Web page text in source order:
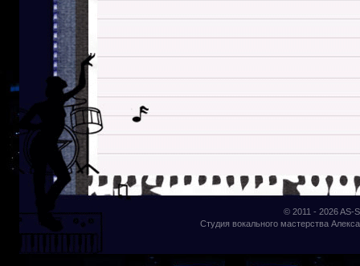
© 2011 - 2026AS-
Студия вокального мастерства